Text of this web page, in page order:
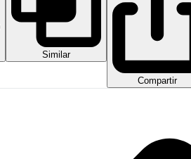
Similar
Compartir